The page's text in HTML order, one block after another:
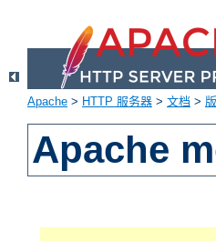
Apache > HTTP 服务器 > 文档 >
Apache